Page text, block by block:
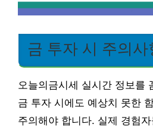
금 투자 시 주의사
오늘의금시세 실시간 정보를
금 투자 시에도 예상치 못한
주의해야 합니다. 실제 경험